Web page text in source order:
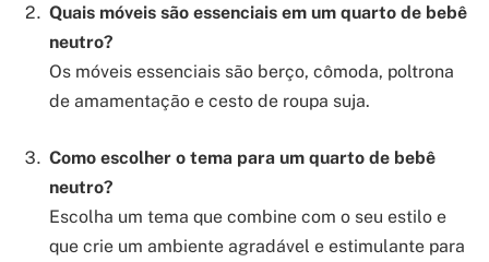
Quais móveis são essenciais em um quarto de bebê
neutro?
Os móveis essenciais são berço, cômoda, poltrona
de amamentação e cesto de roupa suja.
Como escolher o tema para um quarto de bebê
neutro?
Escolha um tema que combine com o seu estilo e
que crie um ambiente agradável e estimulante para